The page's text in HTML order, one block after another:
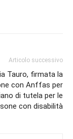
Articolo successivo
Tauro, firmata la
con Anffas per
di tutela per le
con disabilità